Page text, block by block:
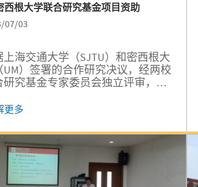
西根大学联合研究基金项目资助
07/03
上海交通大学（SJTU）和密西根大
UM）签署的合作研究决议，经两校
研究基金专家委员会独立评审，并
合研究基金项目资助名单公布如
资助。
更多